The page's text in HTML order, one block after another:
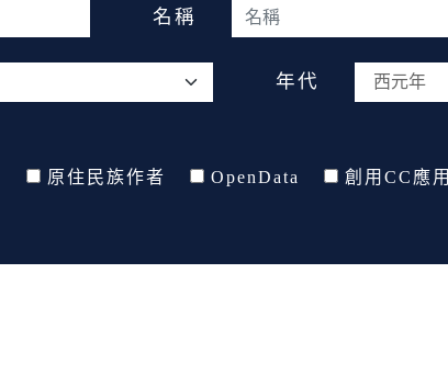
名稱
年代
原住民族作者 OpenData 創用CC應用